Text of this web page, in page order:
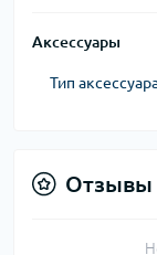
Аксессуары
Тип
Отзывы